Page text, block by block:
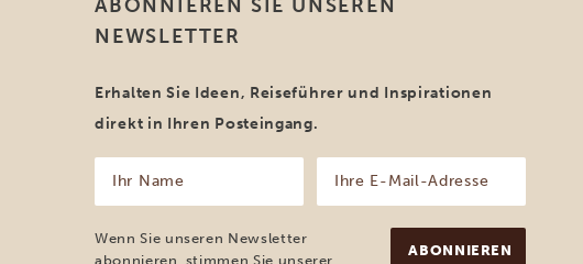
ABONNIEREN SIE UNSEREN
NEWSLETTER
Erhalten Sie Ideen, Reiseführer und Inspirationen
direkt in Ihren Posteingang.
Name
(erforderlich)
Mail-
(erforderlich)
Wenn Sie unseren Newsletter
abonnieren, stimmen Sie unserer